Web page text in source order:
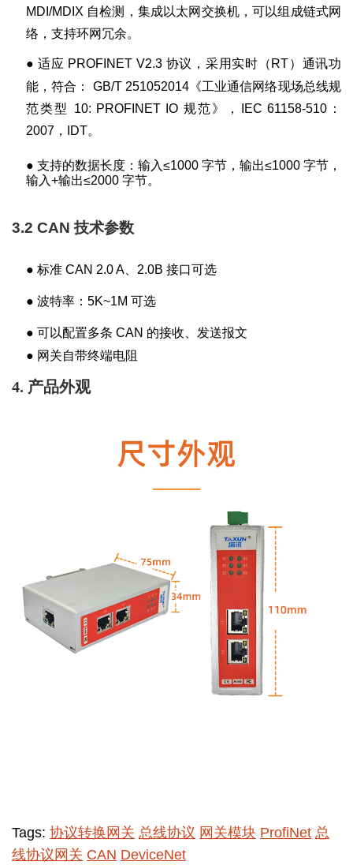
MDI/MDIX 自检测，集成以太网交换机，可以组成链式网
络，支持环网冗余。
●适应 PROFINET V2.3 协议，采用实时（ RT）通讯功
能，符合：
GB/T 251052014《工业通信网络现场总线规
范类型
10: PROFINET IO 规范》， IEC 61158-510：
2007 ， IDT。
● 支持的数据长度：输入≤1000 字节，输出≤1000 字节，
输入+输出≤2000 字节。
3.2 CAN技术参数
● 标准 CAN 2.0 A 2.0B 接口可选
● 波特率： 5K~1M 可选
● 可以配置多条 CAN 的接收、发送报文
● 网关自带终端电阻
4. 产品外观
Tags: 协议转换网关 总线协议 网关模块 ProfiNet 总
线协议网关 CAN DeviceNet